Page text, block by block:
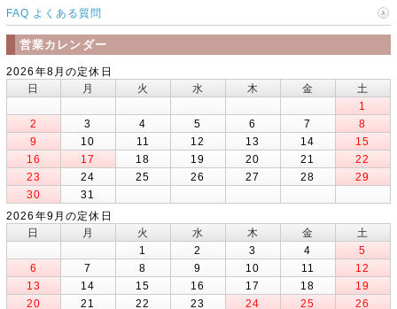
FAQ よくある質問
営業カレンダー
2026年8月の定休日
日
月 火 水 木 金
土
1
2
3 4 5 6 7
8
9
10 11 12 13 14
15
16
17 18 19 20 21
22
23
24 25 26 27 28
29
30
31
2026年9月の定休日
日
月 火 水 木 金
土
1
2 3 4
5
6
7 8 9 10 11
12
13
14 15 16 17 18
19
20
21 22 23 24 25 26